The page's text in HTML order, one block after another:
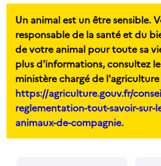
Un animal est un être sensible.
responsable de la santé et du
de votre animal pour toute sa
plus d'informations, consultez
ministère chargé de l'agriculture
https://agriculture.gouv.fr/
reglementation-tout-savoir-sur-
animaux-de-compagnie.